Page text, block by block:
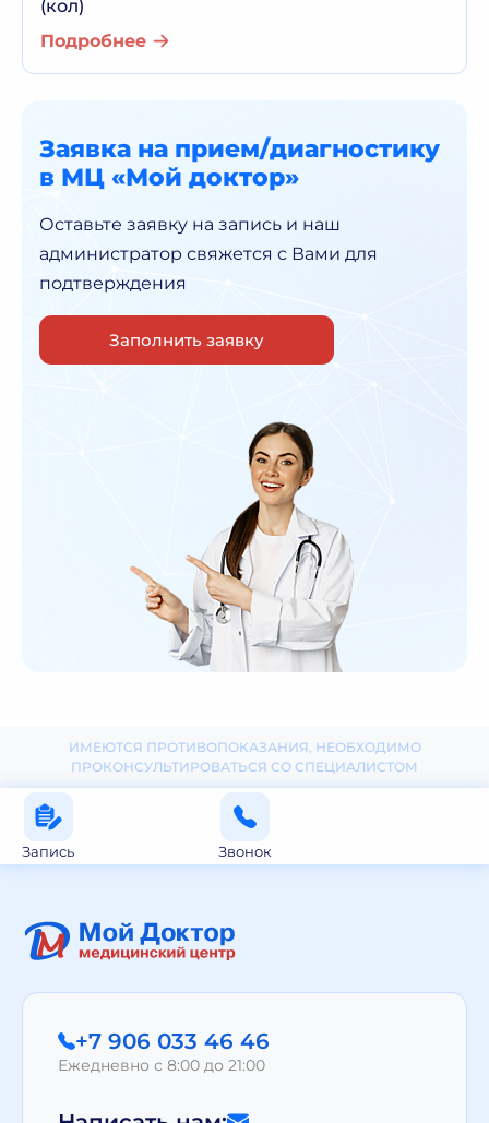
(кол)
Подробнее
Заявка на прием/диагностику
в МЦ «Мой доктор»
Оставьте заявку на запись и наш
администратор свяжется с Вами для
подтверждения
Заполнить заявку
ИМЕЮТСЯ ПРОТИВОПОКАЗАНИЯ, НЕОБХОДИМО
ПРОКОНСУЛЬТИРОВАТЬСЯ СО СПЕЦИАЛИСТОМ
Запись Звонок
+7 906 033 46 46
Ежедневно с 8:00 до 21:00